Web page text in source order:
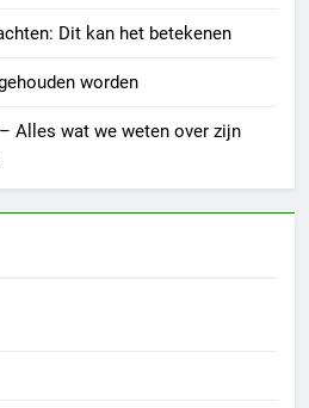
Dit kan het betekenen
worden
Alles wat we weten over zijn